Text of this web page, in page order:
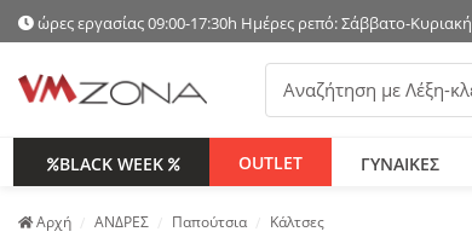
ώρες εργασίας 09:00-17:30h Ημέρες ρεπό: Σάββατο-Κυριακή
BLACK WEEK OUTLET ΓΥΝΑΙΚΕΣ
Аρχή ΑΝΔΡΕΣ Παπούτσια Κάλτσες